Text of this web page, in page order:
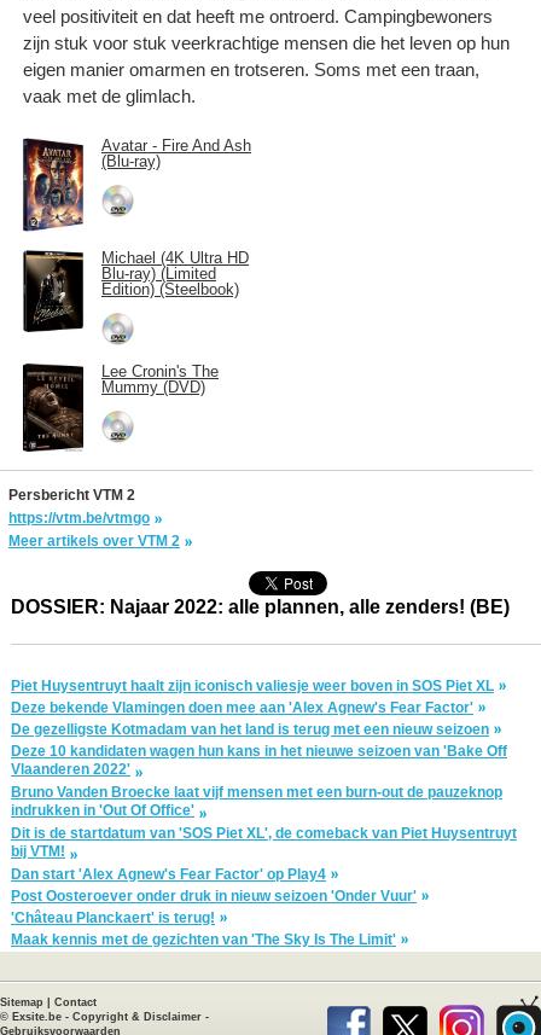
veel positiviteit en dat heeft me ontroerd. Campingbewoners
zijn stuk voor stuk veerkrachtige mensen die het leven op hun
eigen manier omarmen en trotseren. Soms met een traan,
vaak met de glimlach.
Avatar - Fire And Ash
(Blu-ray)
Michael (4K Ultra HD
Blu-ray) (Limited
Edition) (Steelbook)
Lee Cronin's The
Mummy (DVD)
Persbericht VTM 2
https://vtm.be/vtmgo
Meer artikels over VTM 2
DOSSIER: Najaar 2022: alle plannen, alle zenders! (BE)
Piet Huysentruyt haalt zijn iconisch valiesje weer boven in SOS Piet XL
Deze bekende Vlamingen doen mee aan 'Alex Agnew's Fear Factor'
De gezelligste Kotmadam van het land is terug met een nieuw seizoen
Deze 10 kandidaten wagen hun kans in het nieuwe seizoen van 'Bake Off
Vlaanderen 2022'
Bruno Vanden Broecke laat vijf mensen met een burn-out de pauzeknop
indrukken in 'Out Of Office'
Dit is de startdatum van 'SOS Piet XL', de comeback van Piet Huysentruyt
bij VTM!
Dan start 'Alex Agnew's Fear Factor' op Play4
Post Oosteroever onder druk in nieuw seizoen 'Onder Vuur'
'Château Planckaert' is terug!
Maak kennis met de gezichten van 'The Sky Is The Limit'
Sitemap
Contact
© Exsite.be - Copyright & Disclaimer -
Gebruiksvoorwaarden